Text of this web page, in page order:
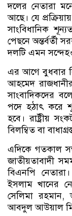
দলের নেতারা
আছে। যে
সাংবিধানিক
পেছনে অন্তর্বর্তী
দলটি এমন
এর আগে বুধবার
আহমেদ
সাংবাদিকদের
পদে হঠাৎ করে
হবে। রাষ্ট্রীয়
বিলম্বিত বা
এদিকে গতকাল
জাতীয়তাবাদী
বিএনপি
ইসলাম খানের
সেলিমা রহমান,
আবদুল আউয়াল